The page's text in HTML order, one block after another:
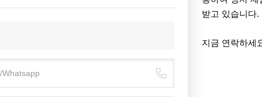
받고 있습니다.
지금 연락하세